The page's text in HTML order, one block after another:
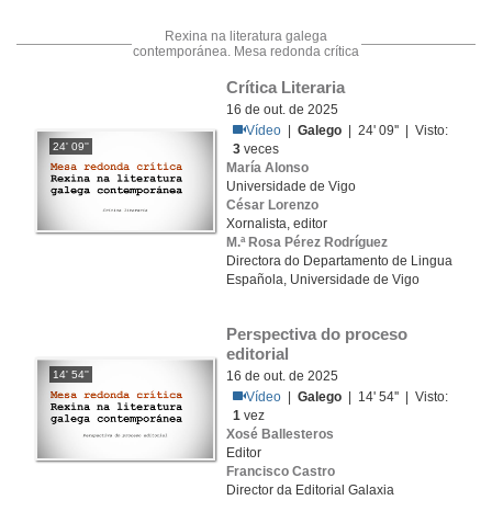
Rexina na literatura galega
contemporánea. Mesa redonda crítica
24' 09''
Crítica Literaria
16 de out. de 2025
Vídeo |Galego | 24' 09'' | Visto:
3 veces
María Alonso
Universidade de Vigo
César Lorenzo
Xornalista, editor
M.ª Rosa Pérez Rodríguez
Directora do Departamento de Lingua
Española, Universidade de Vigo
14' 54''
Perspectiva do proceso
editorial
16 de out. de 2025
Vídeo |Galego | 14' 54'' | Visto:
1 vez
Xosé Ballesteros
Editor
Francisco Castro
Director da Editorial Galaxia